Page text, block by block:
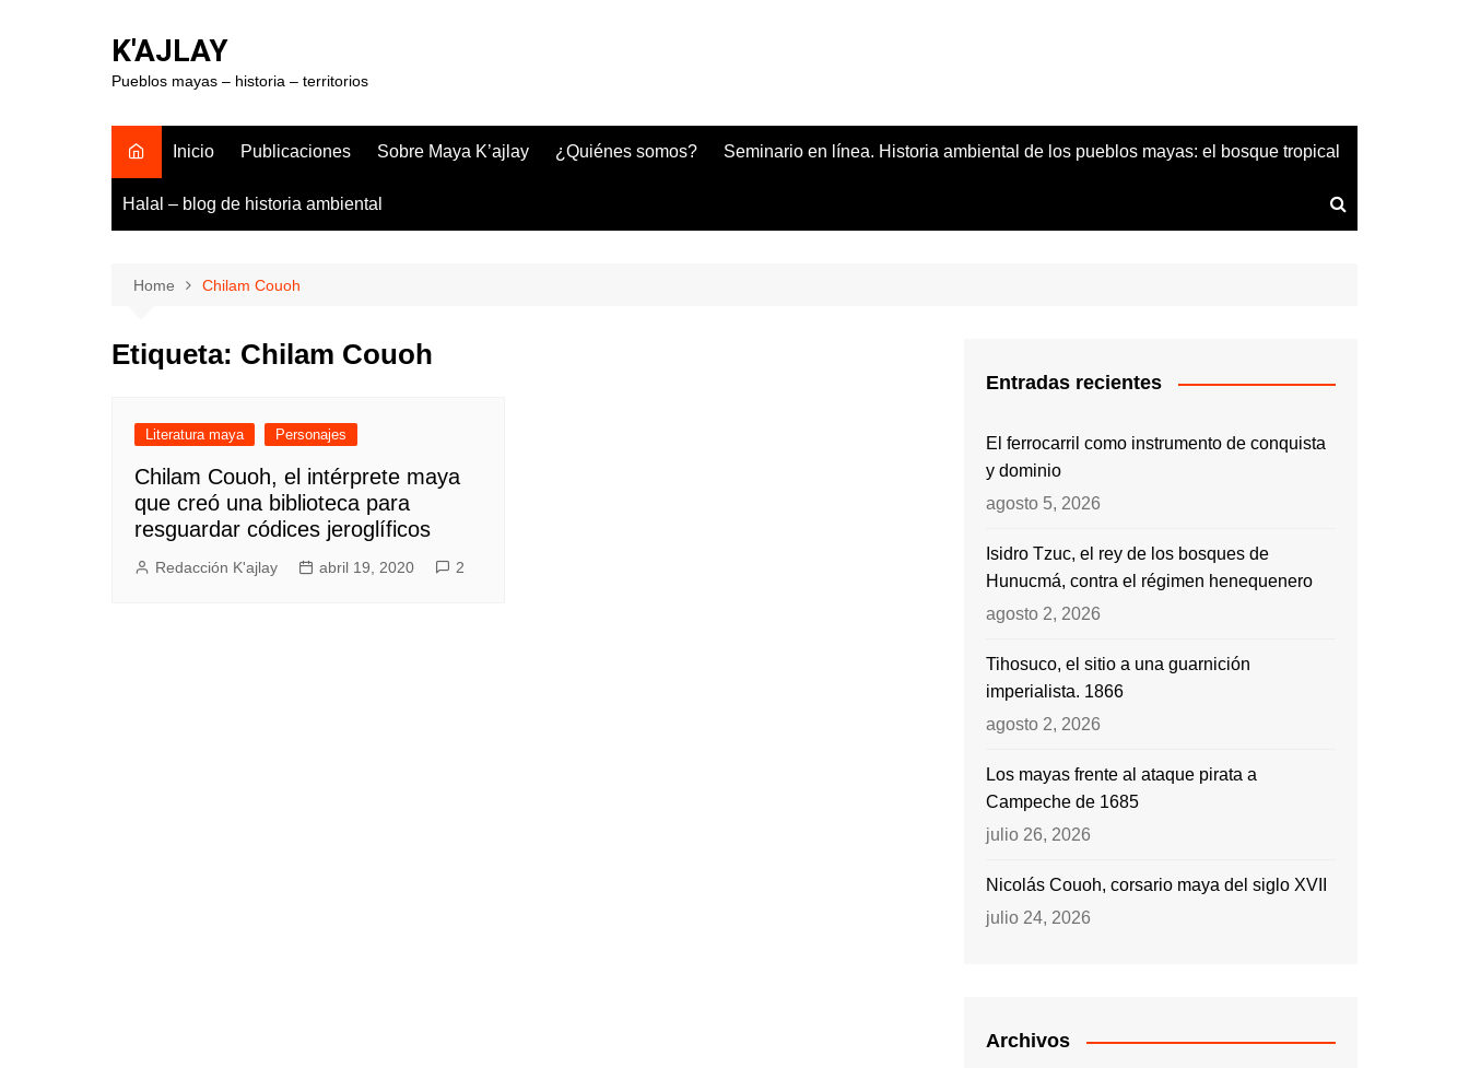
K'AJLAY
Pueblos mayas – historia – territorios
Inicio Publicaciones Sobre Maya K’ajlay ¿Quiénes somos? Seminario en línea. Historia ambiental de los pueblos mayas: el bosque tropical
Halal – blog de historia ambiental
Home Chilam Couoh
Etiqueta: Chilam Couoh
Literatura maya Personajes
Chilam Couoh, el intérprete maya
que creó una biblioteca para
resguardar códices jeroglíficos
Redacción K'ajlay abril 19, 2020 2
Entradas recientes
El ferrocarril como instrumento de conquista
y dominio
agosto 5, 2026
Isidro Tzuc, el rey de los bosques de
Hunucmá, contra el régimen henequenero
agosto 2, 2026
Tihosuco, el sitio a una guarnición
imperialista. 1866
agosto 2, 2026
Los mayas frente al ataque pirata a
Campeche de 1685
julio 26, 2026
Nicolás Couoh, corsario maya del siglo XVII
julio 24, 2026
Archivos